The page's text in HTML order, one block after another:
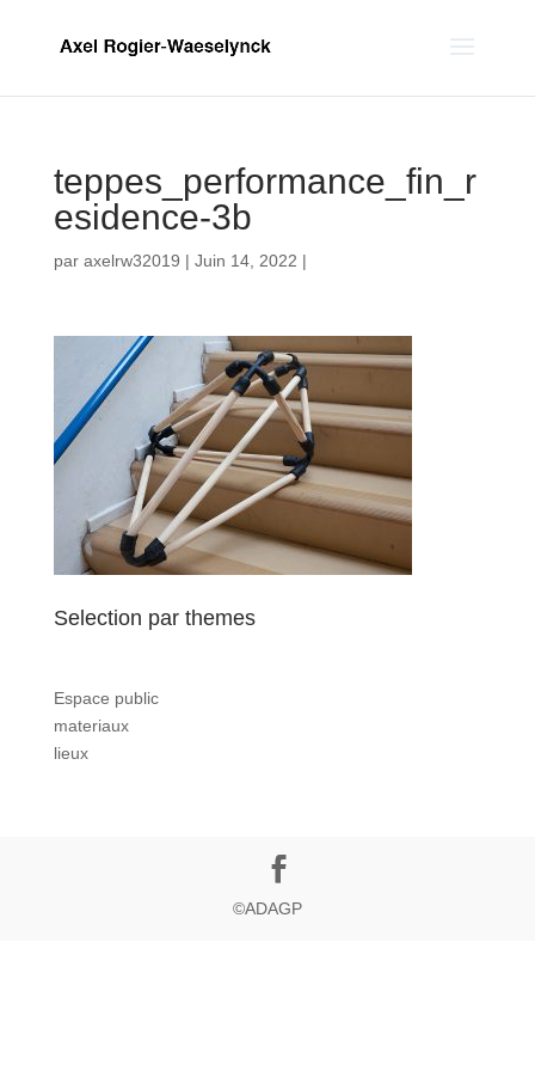
teppes_performance_fin_r
esidence-3b
par axelrw32019 | Juin 14, 2022 |
Selection par themes
Espace public
materiaux
lieux
©ADAGP